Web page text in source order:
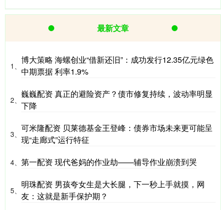
最新文章
1、
博大策略 海螺创业“借新还旧”：成功发行12.35亿元绿色
中期票据 利率1.9%
2、
巍巍配资 真正的避险资产？债市修复持续，波动率明显
下降
3、
可米隆配资 贝莱德基金王登峰：债券市场未来更可能呈
现“走廊式”运行特征
4、 第一配资 现代爸妈的作业劫——辅导作业崩溃到哭
5、
明珠配资 男孩夸女生是大长腿，下一秒上手就摸，网
友：这就是新手保护期？